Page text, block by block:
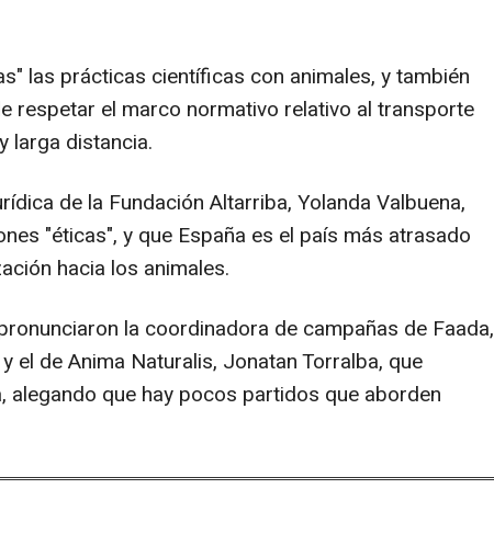
las prácticas científicas con animales, y también
respetar el marco normativo relativo al transporte
larga distancia.
de la Fundación Altarriba, Yolanda Valbuena,
"éticas", y que España es el país más atrasado
hacia los animales.
la coordinadora de campañas de Faada,
el de Anima Naturalis, Jonatan Torralba, que
alegando que hay pocos partidos que aborden